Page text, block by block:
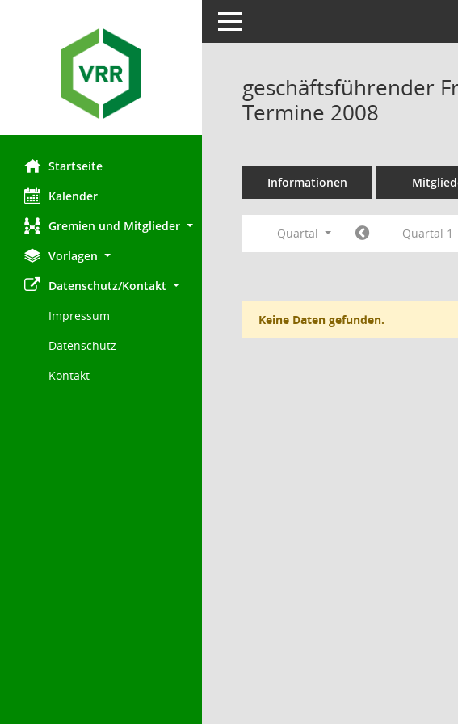
Startseite
Kalender
Gremien und Mitglieder
Vorlagen
Datenschutz/Kontakt
Impressum
Datenschutz
Kontakt
Toggle navigation
geschäftsführender
Termine 2008
Informationen
Quartal Quartal 1
Keine Daten gefunden.